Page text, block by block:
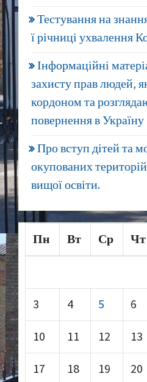
Тестування на
ї річниці ухвалення
Інформаційні
захисту прав людей,
кордоном та
повернення в Україну
Про вступ дітей та
окупованих
вищої освіти.
Пн Вт Ср Чт
3 4 5 6
10 11 12 13
17 18 19 20